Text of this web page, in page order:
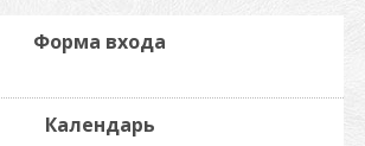
Форма входа
Календарь